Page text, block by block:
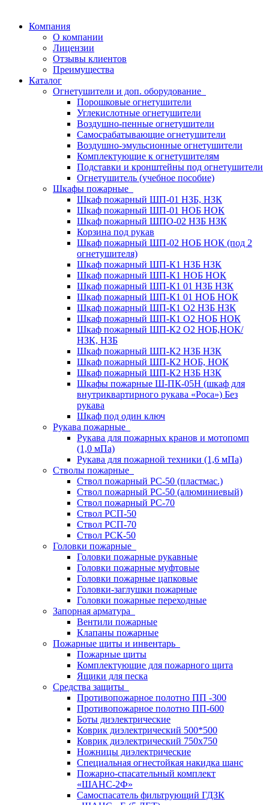
Компания
О компании
Лицензии
Отзывы клиентов
Преимущества
Каталог
Огнетушители и доп. оборудование
Порошковые огнетушители
Углекислотные огнетушители
Воздушно-пенные огнетушители
Самосрабатывающие огнетушители
Воздушно-эмульсионные огнетушители
Комплектующие к огнетушителям
Подставки и кронштейны под огнетушители
Огнетушитель (учебное пособие)
Шкафы пожарные
Шкаф пожарный ШП-01 НЗБ, НЗК
Шкаф пожарный ШП-01 НОБ НОК
Шкаф пожарный ШПО-02 НЗБ НЗК
Корзина под рукав
Шкаф пожарный ШП-02 НОБ НОК (под 2
огнетушителя)
Шкаф пожарный ШП-К1 НЗБ НЗК
Шкаф пожарный ШП-К1 НОБ НОК
Шкаф пожарный ШП-К1 01 НЗБ НЗК
Шкаф пожарный ШП-К1 01 НОБ НОК
Шкаф пожарный ШП-К1 О2 НЗБ НЗК
Шкаф пожарный ШП-К1 О2 НОБ НОК
Шкаф пожарный ШП-К2 О2 НОБ,НОК/
НЗК, НЗБ
Шкаф пожарный ШП-К2 НЗБ НЗК
Шкаф пожарный ШП-К2 НОБ, НОК
Шкаф пожарный ШП-К2 НЗБ НЗК
Шкафы пожарные Ш-ПК-05Н (шкаф для
внутриквартирного рукава «Роса») Без
рукава
Шкаф под один ключ
Рукава пожарные
Рукава для пожарных кранов и мотопомп
(1,0 мПа)
Рукава для пожарной техники (1,6 мПа)
Стволы пожарные
Ствол пожарный РС-50 (пластмас.)
Ствол пожарный РС-50 (алюминиевый)
Ствол пожарный РС-70
Ствол РСП-50
Ствол РСП-70
Ствол РСК-50
Головки пожарные
Головки пожарные рукавные
Головки пожарные муфтовые
Головки пожарные цапковые
Головки-заглушки пожарные
Головки пожарные переходные
Запорная арматура
Вентили пожарные
Клапаны пожарные
Пожарные щиты и инвентарь
Пожарные щиты
Комплектующие для пожарного щита
Ящики для песка
Средства защиты
Противопожарное полотно ПП -300
Противопожарное полотно ПП-600
Боты диэлектрические
Коврик диэлектрический 500*500
Коврик диэлектрический 750х750
Ножницы диэлектрические
Специальная огнестойкая накидка шанс
Пожарно-спасательный комплект
«ШАНС-2Ф»
Самоспасатель фильтрующий ГДЗК